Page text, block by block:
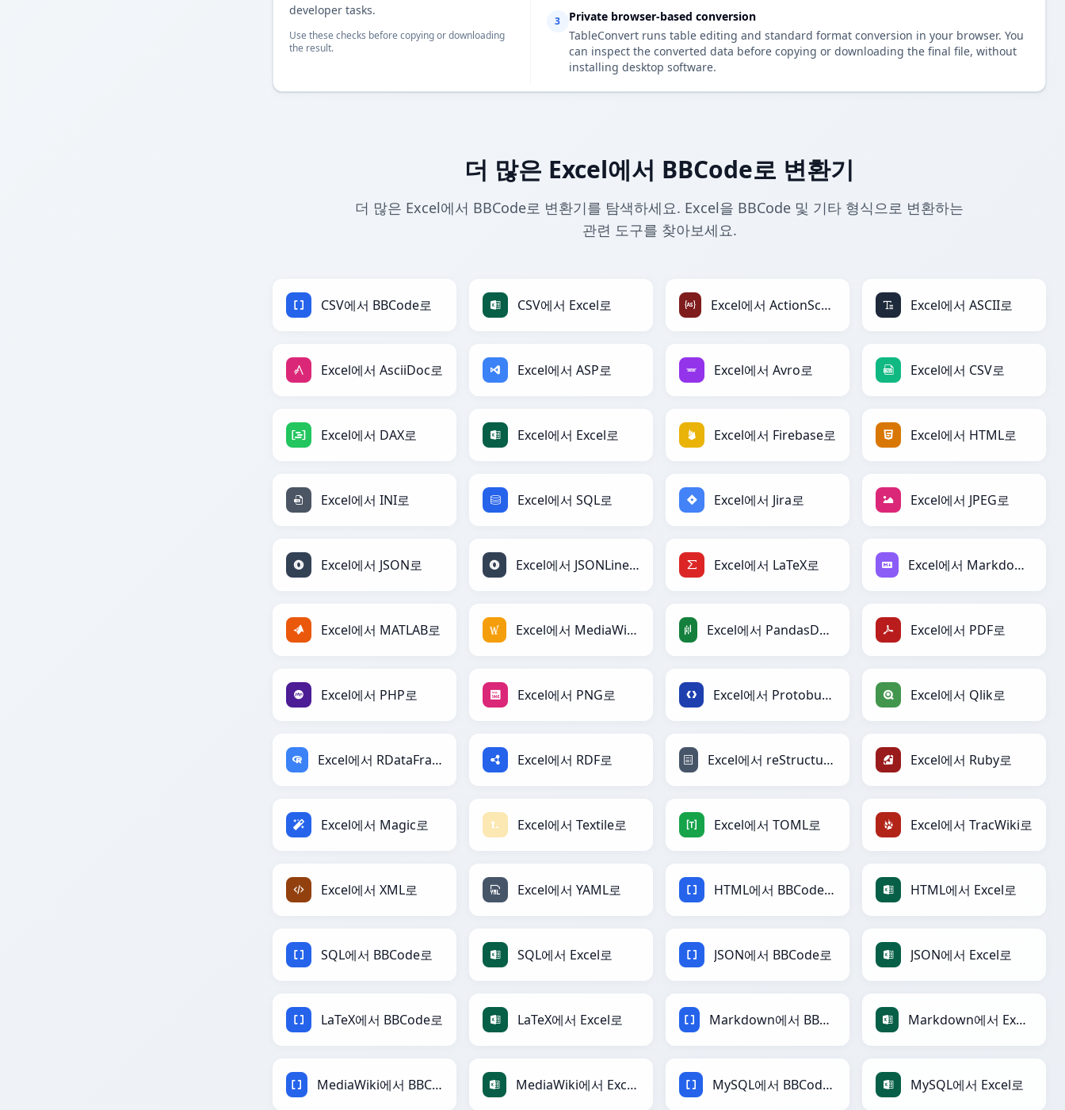
developer tasks.
Use these checks before copying or downloading
the result.
3
Private browser-based conversion
TableConvert runs table editing and standard format conversion in your browser. You
can inspect the converted data before copying or downloading the final file, without
installing desktop software.
더 많은 Excel에서 BBCode로 변환기
더 많은 Excel에서 BBCode로 변환기를 탐색하세요. Excel을 BBCode 및 기타 형식으로 변환하는
관련 도구를 찾아보세요.
CSV에서 BBCode로 CSV에서 Excel로 Excel에서 ActionScript로 Excel에서 ASCII로
Excel에서 AsciiDoc로 Excel에서 ASP로 Excel에서 Avro로 Excel에서 CSV로
Excel에서 DAX로 Excel에서 Excel로 Excel에서 Firebase로 Excel에서 HTML로
Excel에서 INI로 Excel에서 SQL로 Excel에서 Jira로 Excel에서 JPEG로
Excel에서 JSON로 Excel에서 JSONLines로 Excel에서 LaTeX로 Excel에서 Markdown로
Excel에서 MATLAB로 Excel에서 MediaWiki로 Excel에서 PandasDataFrame로 Excel에서 PDF로
Excel에서 PHP로 Excel에서 PNG로 Excel에서 Protobuf로 Excel에서 Qlik로
Excel에서 RDataFrame로 Excel에서 RDF로 Excel에서 reStructuredText로 Excel에서 Ruby로
Excel에서 Magic로 Excel에서 Textile로 Excel에서 TOML로 Excel에서 TracWiki로
Excel에서 XML로 Excel에서 YAML로 HTML에서 BBCode로 HTML에서 Excel로
SQL에서 BBCode로 SQL에서 Excel로 JSON에서 BBCode로 JSON에서 Excel로
LaTeX에서 BBCode로 LaTeX에서 Excel로 Markdown에서 BBCode로 Markdown에서 Excel로
MediaWiki에서 BBCode로 MediaWiki에서 Excel로 MySQL에서 BBCode로 MySQL에서 Excel로